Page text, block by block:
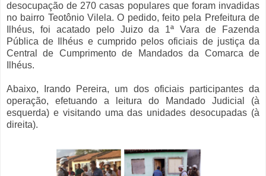
desocupação de 270 casas populares que foram invadidas
no bairro Teotônio Vilela. O pedido, feito pela Prefeitura de
Ilhéus, foi acatado pelo Juizo da 1ª Vara de Fazenda
Pública de Ilhéus e cumprido pelos oficiais de justiça da
Central de Cumprimento de Mandados da Comarca de
Ilhéus.
Abaixo, Irando Pereira, um dos oficiais participantes da
operação, efetuando a leitura do Mandado Judicial (à
esquerda) e visitando uma das unidades desocupadas (à
direita).